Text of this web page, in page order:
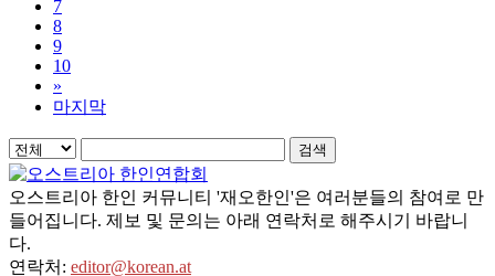
7
8
9
10
»
마지막
검색
오스트리아 한인 커뮤니티 '재오한인'은 여러분들의 참여로 만
들어집니다. 제보 및 문의는 아래 연락처로 해주시기 바랍니
다.
연락처: editor@korean.at